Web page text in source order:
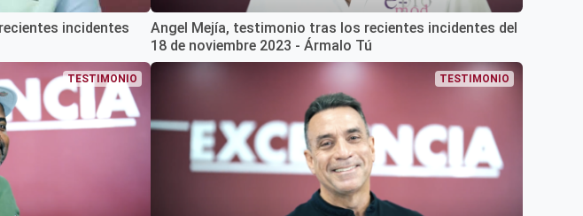
incidentes
Angel Mejía, testimonio tras los recientes incidentes del
18 de noviembre 2023 - Ármalo Tú
TESTIMONIO TESTIMONIO